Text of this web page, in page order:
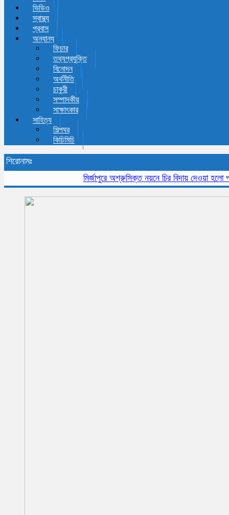
ভিডিও
স্বাস্থ্য
প্রবাস
অন্যান্য
ফিচার
তথ্যপ্রযুক্তি
বিনোদন
অর্থনীতি
চাকুরী
সম্পাদকীয়
সাক্ষাৎকার
সাহিত্য
শিল্পঘর
কিচিমিচি
শিরোনামঃ
মির্জাপুরে অশ্রুসিক্ত নয়নে চির বিদায় দেওয়া হলো প্রবীন